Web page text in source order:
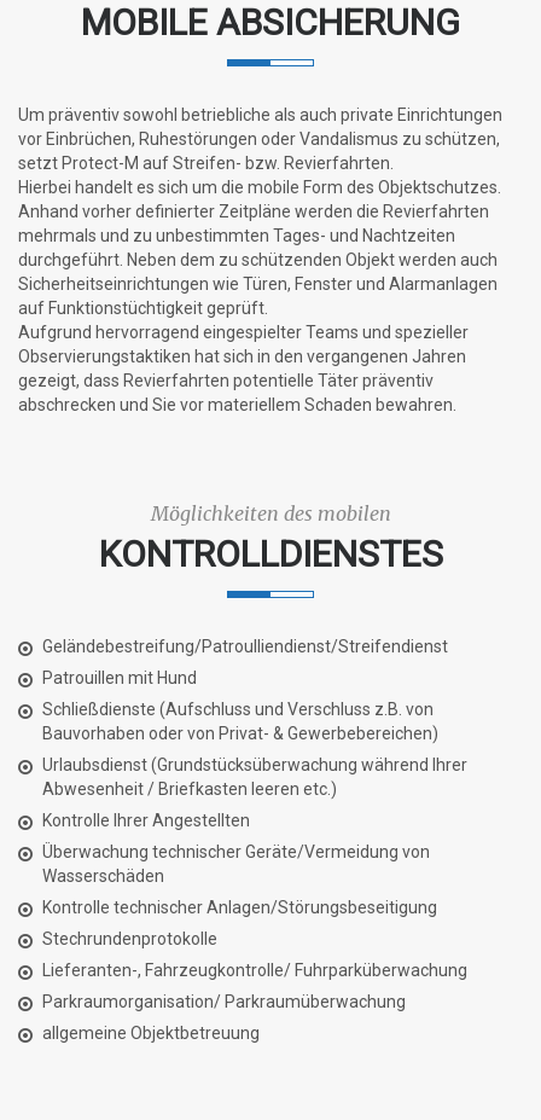
i
MOBILE ABSICHERUNG
Um präventiv sowohl betriebliche als auch private Einrichtungen
vor Einbrüchen, Ruhestörungen oder Vandalismus zu schützen,
setzt Protect-M auf Streifen- bzw. Revierfahrten.
Hierbei handelt es sich um die mobile Form des Objektschutzes.
Anhand vorher definierter Zeitpläne werden die Revierfahrten
mehrmals und zu unbestimmten Tages- und Nachtzeiten
durchgeführt. Neben dem zu schützenden Objekt werden auch
Sicherheitseinrichtungen wie Türen, Fenster und Alarmanlagen
auf Funktionstüchtigkeit geprüft.
Aufgrund hervorragend eingespielter Teams und spezieller
Observierungstaktiken hat sich in den vergangenen Jahren
gezeigt, dass Revierfahrten potentielle Täter präventiv
abschrecken und Sie vor materiellem Schaden bewahren.
Möglichkeiten des mobilen
KONTROLLDIENSTES
Geländebestreifung/Patroulliendienst/Streifendienst
Patrouillen mit Hund
Schließdienste (Aufschluss und Verschluss z.B. von
Bauvorhaben oder von Privat- & Gewerbebereichen)
Urlaubsdienst (Grundstücksüberwachung während Ihrer
Abwesenheit / Briefkasten leeren etc.)
Kontrolle Ihrer Angestellten
Überwachung technischer Geräte/Vermeidung von
Wasserschäden
Kontrolle technischer Anlagen/Störungsbeseitigung
Stechrundenprotokolle
Lieferanten-, Fahrzeugkontrolle/ Fuhrparküberwachung
Parkraumorganisation/ Parkraumüberwachung
allgemeine Objektbetreuung